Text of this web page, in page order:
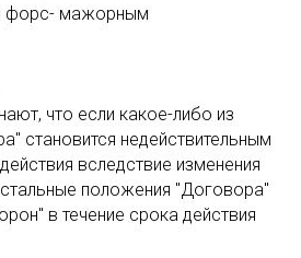
форс- мажорным
что если какое-либо из
становится недействительным
вследствие изменения
положения "Договора"
в течение срока действия